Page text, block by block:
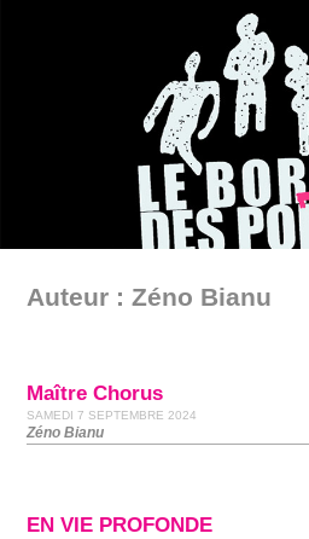
Auteur : Zéno Bianu
Maître Chorus
SAMEDI 7 SEPTEMBRE 2024
Zéno Bianu
EN VIE PROFONDE